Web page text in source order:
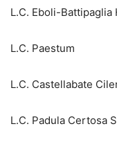
L.C. Eboli-Battipaglia
L.C. Paestum
L.C. Castellabate
L.C. Padula Certosa